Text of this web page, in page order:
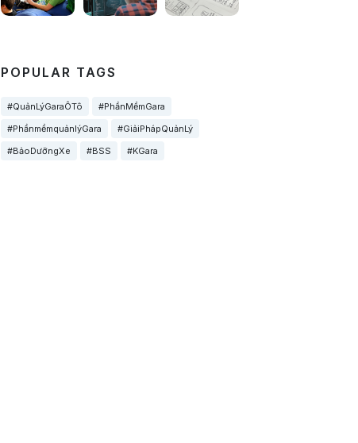
POPULAR TAGS
#QuảnLýGaraÔTô
#PhầnMềmGara
#PhầnmềmquảnlýGara
#GiảiPhápQuảnLý
#BảoDưỡngXe
#BSS #KGara